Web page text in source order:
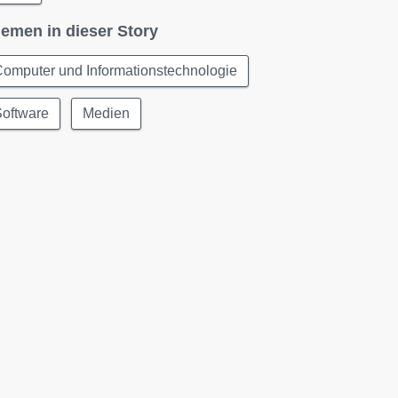
in dieser Story
und Informationstechnologie
Medien